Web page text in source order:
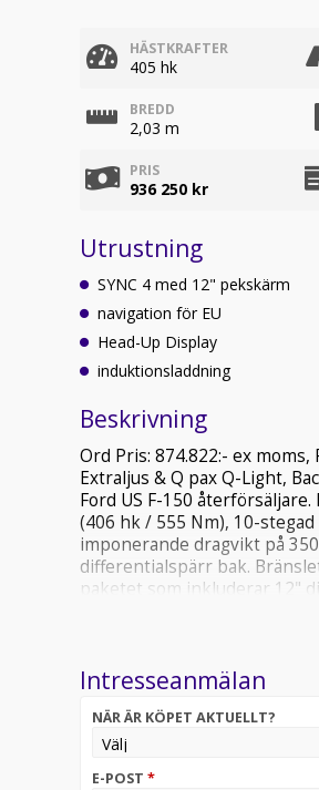
HÄSTKRAFTER
405 hk
BREDD
2,03 m
PRIS
936 250 kr
Utrustning
SYNC 4 med 12" pekskärm
navigation för EU
Head-Up Display
induktionsladdning
Beskrivning
Ord Pris: 874.822:- ex moms,
Extraljus & Q pax Q-Light,
Ford US F-150
(406 hk / 555 Nm), 10-
imponerande dragvikt på
differentialspärr bak.
paketet som inkluderar 12"
subwoofer, Twin Panel
elinfällbara och uppvärmda
och mörk exteriör dekor.
stötdämpare, låsbar
Intresseanmälan
NÄR ÄR KÖPET AKTUELLT?
E-POST *